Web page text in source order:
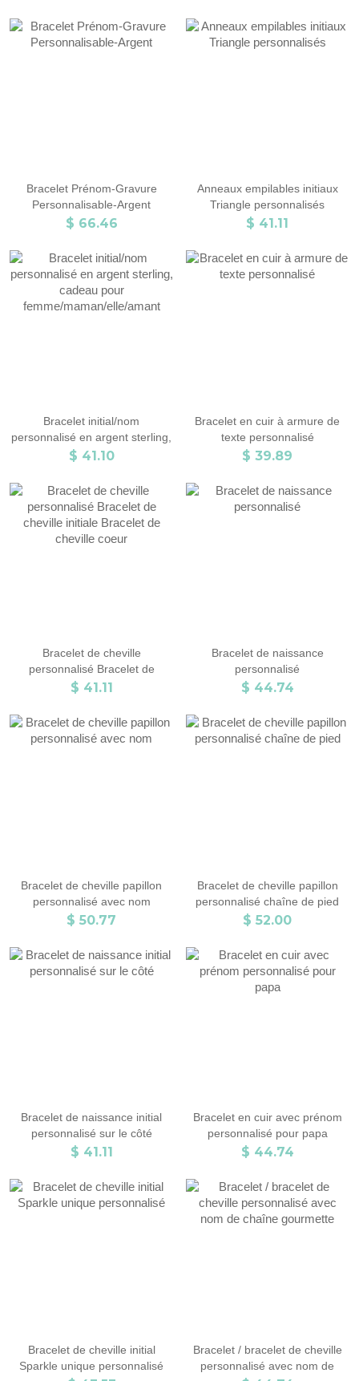
Bracelet Prénom-Gravure
Personnalisable-Argent
$ 66.46
Anneaux empilables initiaux
Triangle personnalisés
$ 41.11
Bracelet initial/nom
personnalisé en argent sterling,
cadeau pour
$ 41.10
Bracelet en cuir à armure de
texte personnalisé
$ 39.89
Bracelet de cheville
personnalisé Bracelet de
cheville initiale Bracelet de
$ 41.11
Bracelet de naissance
personnalisé
$ 44.74
Bracelet de cheville papillon
personnalisé avec nom
$ 50.77
Bracelet de cheville papillon
personnalisé chaîne de pied
$ 52.00
Bracelet de naissance initial
personnalisé sur le côté
$ 41.11
Bracelet en cuir avec prénom
personnalisé pour papa
$ 44.74
Bracelet de cheville initial
Sparkle unique personnalisé
Bracelet / bracelet de cheville
personnalisé avec nom de